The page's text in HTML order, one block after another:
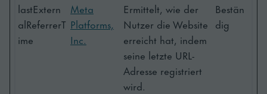
lastExtern
alReferrerT
ime
Meta
Platforms,
Inc.
Ermittelt, wie der
Nutzer die Website
erreicht hat, indem
seine letzte URL-
Adresse registriert
wird.
Bestän
dig